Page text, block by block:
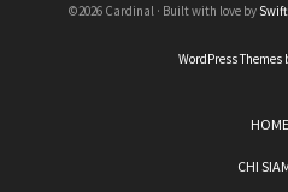
©2026 Cardinal · Built with love by
WordPress Themes
HOME
CHI